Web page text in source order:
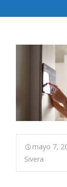
mayo 7,
Sivera